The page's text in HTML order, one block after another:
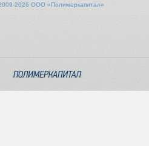
2026 ООО «Полимеркапитал»